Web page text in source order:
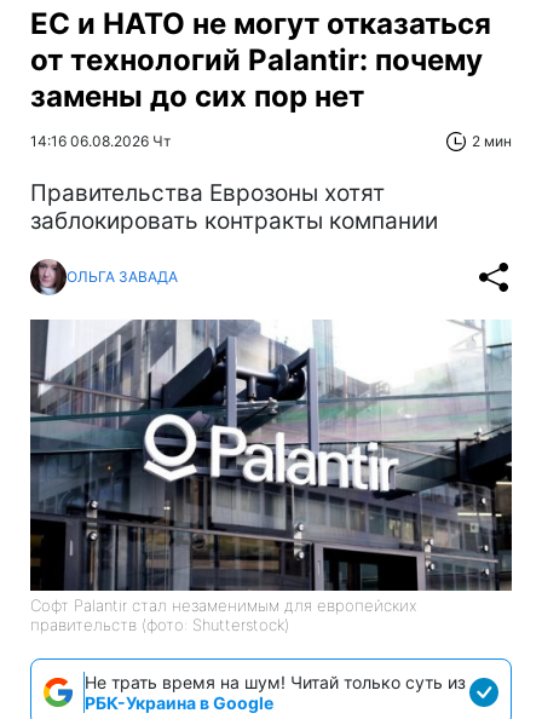
ЕС и НАТО не могут отказаться
от технологий Palantir: почему
замены до сих пор нет
14:16 06.08.2026 Чт 2 мин
Правительства Еврозоны хотят
заблокировать контракты компании
ОЛЬГА ЗАВАДА
Софт Palantir стал незаменимым для европейских
правительств (фото: Shutterstock)
Не трать время на шум! Читай только суть из
РБК-Украина в Google